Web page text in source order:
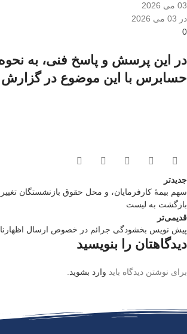
03 می 2026
در 03 می 2026
0
در این پرسش و پاسخ فنی، به
حسابرس با این موضوع در
جدیدتر
سهم بیمۀ کارفرمایان، و محل حقوق بازنشستگان
بازگشت به لیست
قدیمی‌تر
پیش نویس بخشودگی جرائم در خصوص ارسال اظهارنامه
دیدگاهتان را بنویسید
برای نوشتن دیدگاه باید وارد بشوید.